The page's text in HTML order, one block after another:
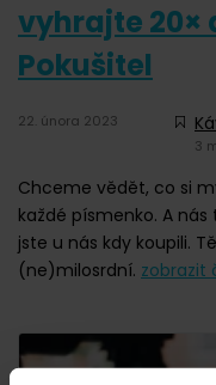
vyhrajte 20×
Pokušitel
22. února 2023
3
Chceme vědět, co si
každé písmenko. A
jste u nás kdy koupili.
(ne)milosrdní. zobrazit